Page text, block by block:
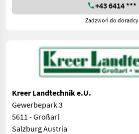
+43 6414 ***
Zadzwoń do doradcy
Kreer Landtechnik e.U.
Gewerbepark 3
5611 - Großarl
Salzburg Austria